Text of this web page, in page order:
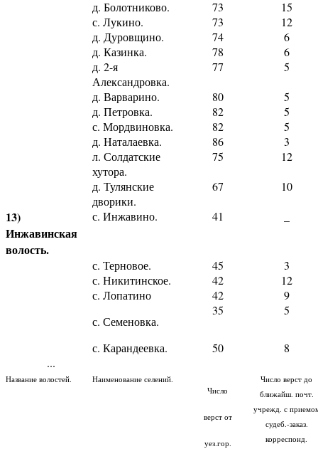
д. Болотниково.
73
15
с. Лукино.
73
12
д. Дуровщино.
74
6
д. Казинка.
78
6
д. 2-я
Александровка.
77
5
д. Варварино.
80
5
д. Петровка.
82
5
с. Мордвиновка.
82
5
д. Наталаевка.
86
3
л. Солдатские
хутора.
75
12
д. Тулянские
дворики.
67 10
13)
Инжавинская
волость.
с. Инжавино. 41
с. Терновое. 45
3
с. Никитинское.
42
12
с. Лопатино
42
9
с. Семеновка.
35 5
с. Карандеевка. 50
8
...
Название волостей.
Наименование селений.
Число
верст от
уез.гор.
Число верст до
ближайш. почт.
учрежд. с
судеб.-заказ.
корреспонд.